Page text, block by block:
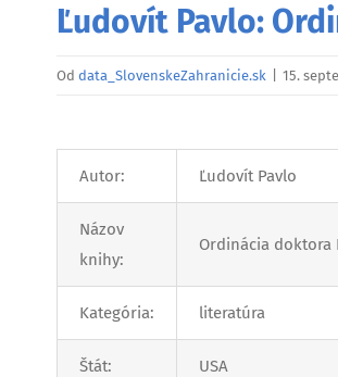
Ľudovít Pavlo:
Od data_SlovenskeZahranicie.sk 15.
Autor: Ľudovít Pavlo
Názov
knihy:
Ordinácia doktora
Kategória: literatúra
Štát: USA